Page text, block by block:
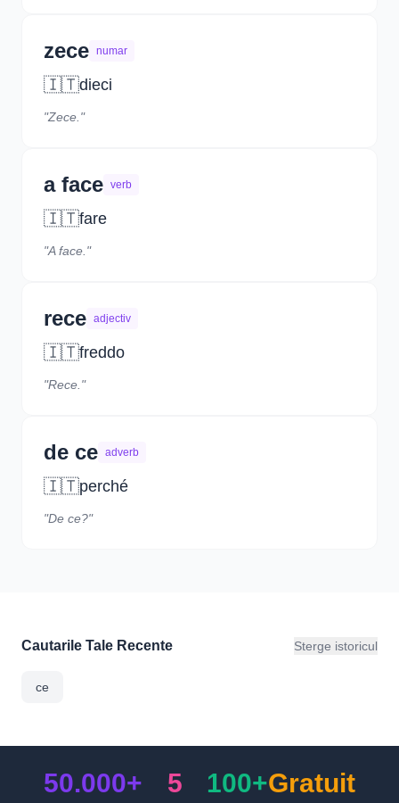
zece numar
🇮🇹dieci
"Zece."
a face verb
🇮🇹fare
"A face."
rece adjectiv
🇮🇹freddo
"Rece."
de ce adverb
🇮🇹perché
"De ce?"
Cautarile Tale Recente Sterge istoricul
ce
50.000+ 5 100+Gratuit